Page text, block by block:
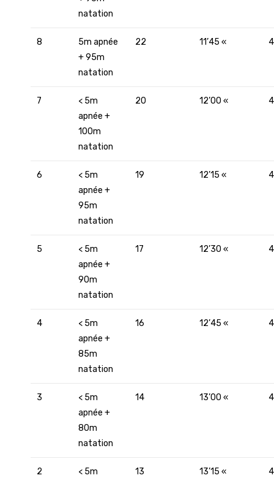
natation
8
5m apnée
+ 95m
natation
22 11’45 «
7
< 5m
apnée +
100m
natation
20 12’00 «
6
< 5m
apnée +
95m
natation
19 12’15 «
5
< 5m
apnée +
90m
natation
17 12’30 «
4
< 5m
apnée +
85m
natation
16 12’45 «
3
< 5m
apnée +
80m
natation
14 13’00 «
2
< 5m
13 13’15 «